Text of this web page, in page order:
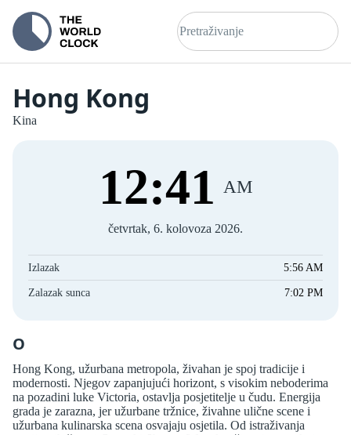
Hong Kong
Kina
12:41 AM
četvrtak, 6. kolovoza 2026.
Izlazak 5:56 AM
Zalazak sunca 7:02 PM
O
Hong Kong, užurbana metropola, živahan je spoj tradicije i
modernosti. Njegov zapanjujući horizont, s visokim neboderima
na pozadini luke Victoria, ostavlja posjetitelje u čudu. Energija
grada je zarazna, jer užurbane tržnice, živahne ulične scene i
užurbana kulinarska scena osvajaju osjetila. Od istraživanja